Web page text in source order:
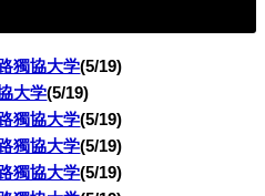
獨協大学(5/19)
大学(5/19)
獨協大学(5/19)
獨協大学(5/19)
獨協大学(5/19)